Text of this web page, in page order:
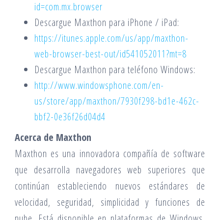
id=com.mx.browser
Descargue Maxthon para iPhone / iPad:
https://itunes.apple.com/us/app/maxthon-
web-browser-best-out/id541052011?mt=8
Descargue Maxthon para teléfono Windows:
http://www.windowsphone.com/en-
us/store/app/maxthon/7930f298-bd1e-462c-
bbf2-0e36f26d04d4
Acerca de Maxthon
Maxthon es una innovadora compañía de software
que desarrolla navegadores web superiores que
continúan estableciendo nuevos estándares de
velocidad, seguridad, simplicidad y funciones de